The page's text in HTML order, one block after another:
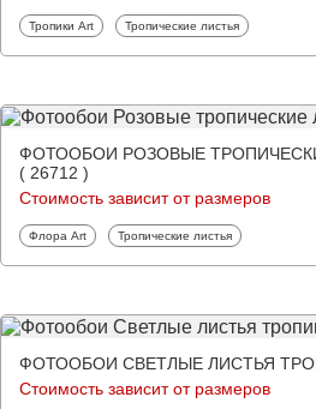
Фотообои
Тропики Art Фотообои
Тропические листья
ФОТООБОИ РОЗОВЫЕ
( 26712 )
Стоимость зависит от размеров
Фотообои
Флора Art Фотообои
Тропические листья
ФОТООБОИ СВЕТЛЫЕ ЛИСТЬЯ
Стоимость зависит от размеров